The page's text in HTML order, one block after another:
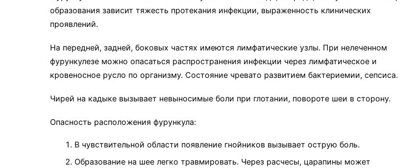
образования зависит тяжесть протекания инфекции, выраженность клинических
проявлений.
На передней, задней, боковых частях имеются лимфатические узлы. При нелеченном
фурункулезе можно опасаться распространения инфекции через лимфатическое и
кровеносное русло по организму. Состояние чревато развитием бактериемии, сепсиса.
Чирей на кадыке вызывает невыносимые боли при глотании, повороте шеи в сторону.
Опасность расположения фурункула:
В чувствительной области появление гнойников вызывает острую боль.
Образование на шее легко травмировать. Через расчесы, царапины может